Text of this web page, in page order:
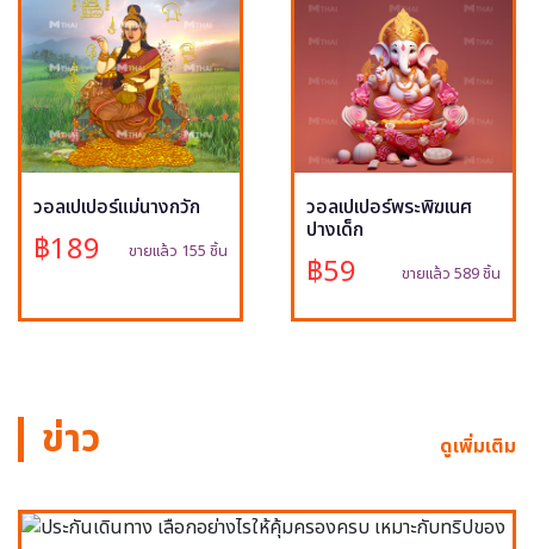
วอลเปเปอร์แม่นางกวัก
฿189 ขายแล้ว 155 ชิ้น
วอลเปเปอร์พระพิฆเนศ
ปางเด็ก
฿59 ขายแล้ว 589 ชิ้น
ข่าว ดูเพิ่มเติม